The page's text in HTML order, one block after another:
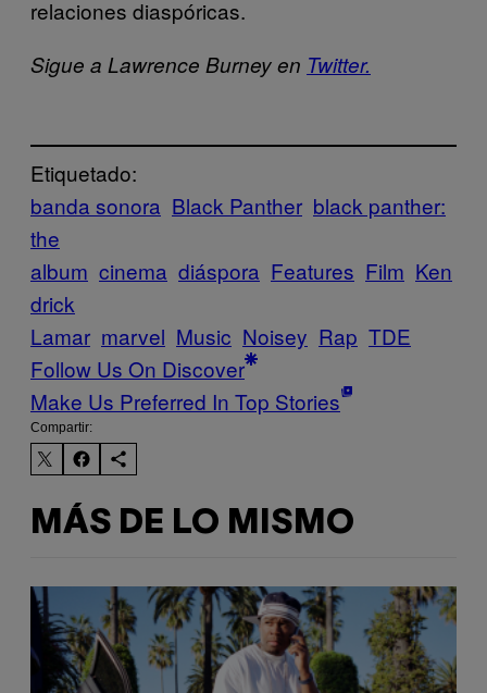
relaciones diaspóricas.
Sigue a Lawrence Burney en Twitter.
Etiquetado:
banda sonora Black Panther black panther:
the
album cinema diáspora Features Film Ken
drick
Lamar marvel Music Noisey Rap TDE
Follow Us On Discover
Make Us Preferred In Top Stories
Compartir:
MÁS DE LO MISMO